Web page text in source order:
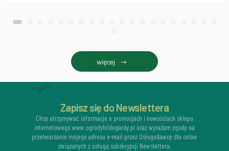
więcej
Zapisz się do Newslettera
Chcę otrzymywać informacje o promocjach i nowościach sklepu
internetowego www.ogrodyhildegardy.pl oraz wyrażam zgodę na
przetwarzanie mojego adresu e-mail przez Usługodawcę dla celów
związanych z usługą subskrypcji Newslettera.